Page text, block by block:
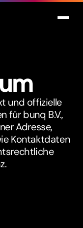
und offizielle
für bunq B.V.,
Adresse,
Kontaktdaten